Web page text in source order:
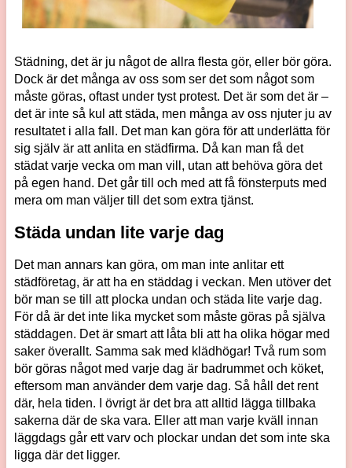
Städning, det är ju något de allra flesta gör, eller bör göra.
Dock är det många av oss som ser det som något som
måste göras, oftast under tyst protest. Det är som det är –
det är inte så kul att städa, men många av oss njuter ju av
resultatet i alla fall. Det man kan göra för att underlätta för
sig själv är att anlita en städfirma. Då kan man få det
städat varje vecka om man vill, utan att behöva göra det
på egen hand. Det går till och med att få fönsterputs med
mera om man väljer till det som extra tjänst.
Städa undan lite varje dag
Det man annars kan göra, om man inte anlitar ett
städföretag, är att ha en städdag i veckan. Men utöver det
bör man se till att plocka undan och städa lite varje dag.
För då är det inte lika mycket som måste göras på själva
städdagen. Det är smart att låta bli att ha olika högar med
saker överallt. Samma sak med klädhögar! Två rum som
bör göras något med varje dag är badrummet och köket,
eftersom man använder dem varje dag. Så håll det rent
där, hela tiden. I övrigt är det bra att alltid lägga tillbaka
sakerna där de ska vara. Eller att man varje kväll innan
läggdags går ett varv och plockar undan det som inte ska
ligga där det ligger.